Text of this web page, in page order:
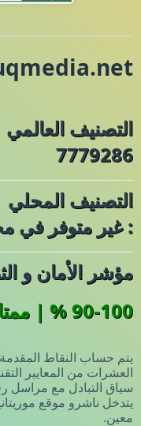
التصنيف العالمي
7779286
التصنيف المحلي
: غير متوفر في
مؤشر الأمان و
90-100 % | ممتاز
يتم حساب النقاط
العشرات من المعايير
سياق التبادل مع مراسل
يتدخل ناشرو موقع
معين.